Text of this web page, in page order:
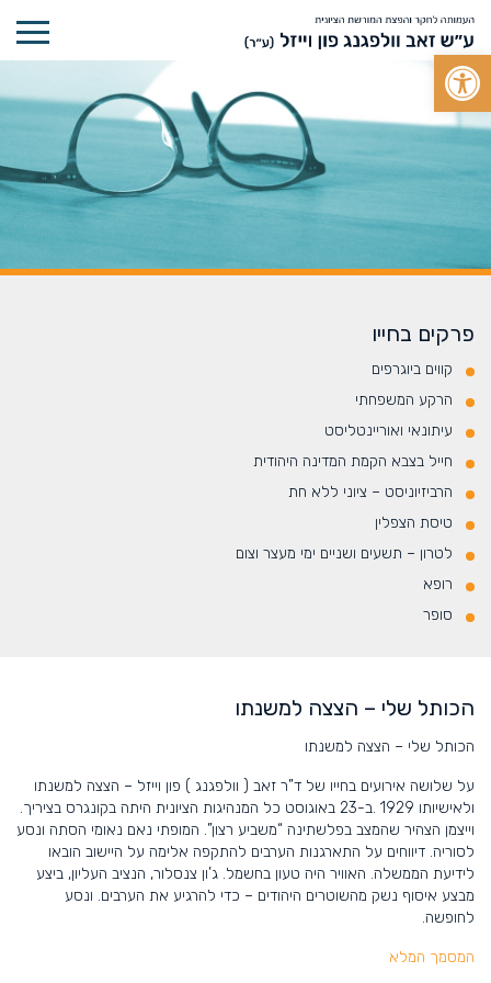
Open toolbar
הכותל שלי – הצצה למשנתו
הכותל שלי – הצצה למשנתו
על שלושה אירועים בחייו של ד”ר זאב ( וולפגנג ) פון וייזל – הצצה למשנתו
ולאישיותו
1929 .ב-23 באוגוסט כל המנהיגות הציונית היתה בקונגרס בציריך.
וייצמן הצהיר שהמצב בפלשתינה “משביע רצון”. המופתי נאם נאומי הסתה ונסע
לסוריה. דיווחים על התארגנות הערבים להתקפה אלימה על היישוב הובאו
לידיעת הממשלה. האוויר היה טעון בחשמל. ג’ון צנסלור, הנציב העליון, ביצע
מבצע איסוף נשק מהשוטרים היהודים – כדי להרגיע את הערבים. ונסע
לחופשה.
המסמך המלא
פרקים בחייו
קווים ביוגרפים
הרקע המשפחתי
עיתונאי ואוריינטליסט
חייל בצבא הקמת המדינה היהודית
הרביזיוניסט – ציוני ללא חת
טיסת הצפלין
לטרון – תשעים ושניים ימי מעצר וצום
רופא
סופר